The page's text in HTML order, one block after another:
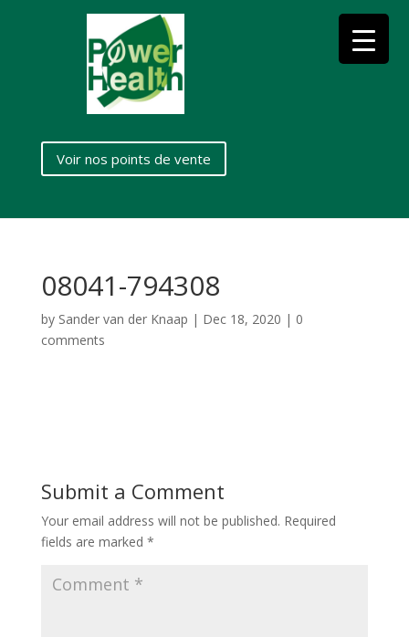
Voir nos points de vente
08041-794308
by Sander van der Knaap | Dec 18, 2020 | 0
comments
Submit a Comment
Your email address will not be published. Required
fields are marked *